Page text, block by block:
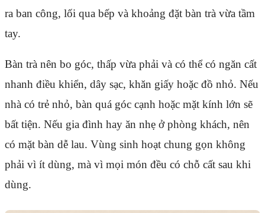
ra ban công, lối qua bếp và khoảng đặt bàn trà vừa tầm
tay.
Bàn trà nên bo góc, thấp vừa phải và có thể có ngăn cất
nhanh điều khiển, dây sạc, khăn giấy hoặc đồ nhỏ. Nếu
nhà có trẻ nhỏ, bàn quá góc cạnh hoặc mặt kính lớn sẽ
bất tiện. Nếu gia đình hay ăn nhẹ ở phòng khách, nên
có mặt bàn dễ lau. Vùng sinh hoạt chung gọn không
phải vì ít dùng, mà vì mọi món đều có chỗ cất sau khi
dùng.